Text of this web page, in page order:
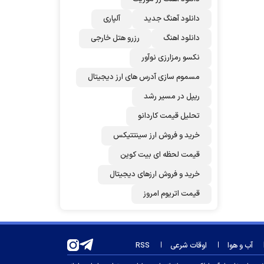
دانلود آهنگ جدید
آلپاری
دانلود اهنگ
رزرو هتل خارجی
نکسو رمزارزی نوآور
مسموم سازی آدرس های ارز دیجیتال
ریپل در مسیر رشد
تحلیل قیمت کاردانو
خرید و فروش ارز سینتتیکس
قیمت لحظه ای بیت کوین
خرید و فروش ارزهای دیجیتال
قیمت اتریوم امروز
آب و هوا اوقات شرعی RSS